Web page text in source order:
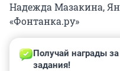
Надежда Мазакина,
«Фонтанка.ру»
Получай награды
задания!